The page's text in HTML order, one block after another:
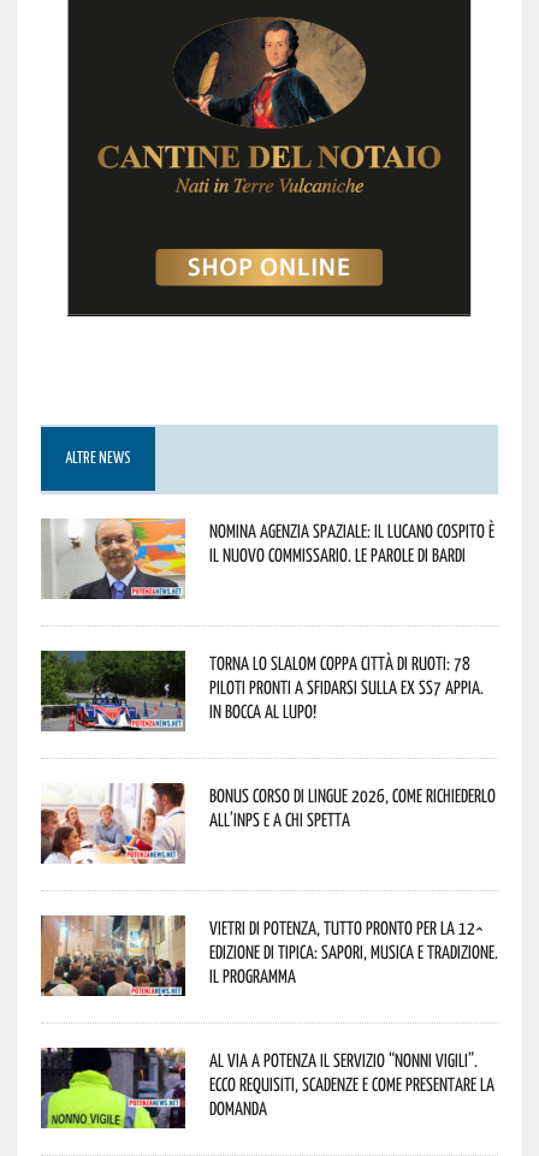
ALTRE NEWS
Nomina Agenzia Spaziale: il lucano Cospito è
il nuovo commissario. Le parole di Bardi
Torna lo Slalom Coppa Città di Ruoti: 78
piloti pronti a sfidarsi sulla ex SS7 Appia.
In bocca al lupo!
Bonus corso di lingue 2026, come richiederlo
all’INPS e a chi spetta
Vietri di Potenza, tutto pronto per la 12^
Edizione di Tipica: sapori, musica e tradizione.
Il programma
Al via a Potenza il servizio “Nonni Vigili”.
Ecco requisiti, scadenze e come presentare la
domanda